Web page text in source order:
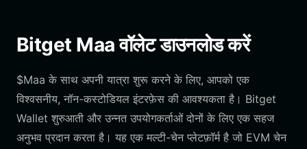
Bitget Maa वॉलेट डाउनलोड करें
$Maa के साथ अपनी यात्रा शुरू करने के लिए, आपको एक
विश्वसनीय, नॉन-कस्टोडियल इंटरफ़ेस की आवश्यकता है। Bitget
Wallet शुरुआती और उन्नत उपयोगकर्ताओं दोनों के लिए एक सहज
अनुभव प्रदान करता है। यह एक मल्टी-चेन प्लेटफ़ॉर्म है जो EVM चेन